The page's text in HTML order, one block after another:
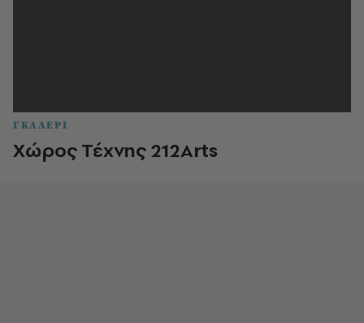
ΓΚΑΛΕΡΙ
Χώρος Τέχνης 212Arts